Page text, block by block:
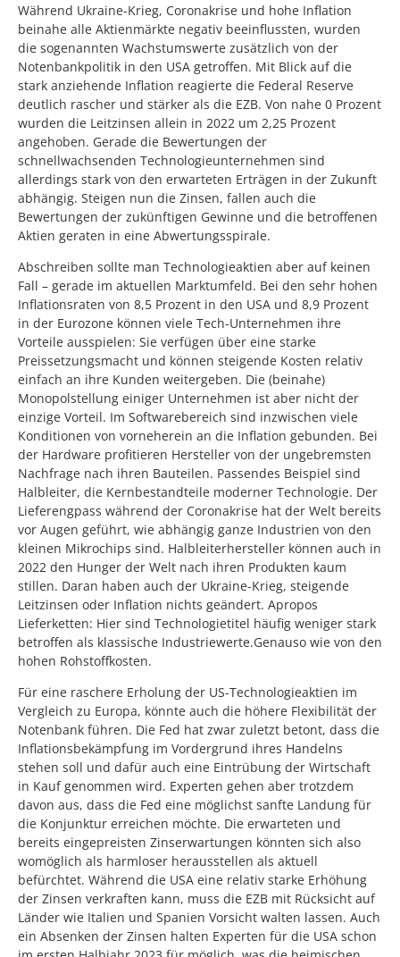
Während Ukraine-Krieg, Coronakrise und hohe Inflation
beinahe alle Aktienmärkte negativ beeinflussten, wurden
die sogenannten Wachstumswerte zusätzlich von der
Notenbankpolitik in den USA getroffen. Mit Blick auf die
stark anziehende Inflation reagierte die Federal Reserve
deutlich rascher und stärker als die EZB. Von nahe 0 Prozent
wurden die Leitzinsen allein in 2022 um 2,25 Prozent
angehoben. Gerade die Bewertungen der
schnellwachsenden Technologieunternehmen sind
allerdings stark von den erwarteten Erträgen in der Zukunft
abhängig. Steigen nun die Zinsen, fallen auch die
Bewertungen der zukünftigen Gewinne und die betroffenen
Aktien geraten in eine Abwertungsspirale.
Abschreiben sollte man Technologieaktien aber auf keinen
Fall – gerade im aktuellen Marktumfeld. Bei den sehr hohen
Inflationsraten von 8,5 Prozent in den USA und 8,9 Prozent
in der Eurozone können viele Tech-Unternehmen ihre
Vorteile ausspielen: Sie verfügen über eine starke
Preissetzungsmacht und können steigende Kosten relativ
einfach an ihre Kunden weitergeben. Die (beinahe)
Monopolstellung einiger Unternehmen ist aber nicht der
einzige Vorteil. Im Softwarebereich sind inzwischen viele
Konditionen von vorneherein an die Inflation gebunden. Bei
der Hardware profitieren Hersteller von der ungebremsten
Nachfrage nach ihren Bauteilen. Passendes Beispiel sind
Halbleiter, die Kernbestandteile moderner Technologie. Der
Lieferengpass während der Coronakrise hat der Welt bereits
vor Augen geführt, wie abhängig ganze Industrien von den
kleinen Mikrochips sind. Halbleiterhersteller können auch in
2022 den Hunger der Welt nach ihren Produkten kaum
stillen. Daran haben auch der Ukraine-Krieg, steigende
Leitzinsen oder Inflation nichts geändert. Apropos
Lieferketten: Hier sind Technologietitel häufig weniger stark
betroffen als klassische Industriewerte.Genauso wie von den
hohen Rohstoffkosten.
Für eine raschere Erholung der US-Technologieaktien im
Vergleich zu Europa, könnte auch die höhere Flexibilität der
Notenbank führen. Die Fed hat zwar zuletzt betont, dass die
Inflationsbekämpfung im Vordergrund ihres Handelns
stehen soll und dafür auch eine Eintrübung der Wirtschaft
in Kauf genommen wird. Experten gehen aber trotzdem
davon aus, dass die Fed eine möglichst sanfte Landung für
die Konjunktur erreichen möchte. Die erwarteten und
bereits eingepreisten Zinserwartungen könnten sich also
womöglich als harmloser herausstellen als aktuell
befürchtet. Während die USA eine relativ starke Erhöhung
der Zinsen verkraften kann, muss die EZB mit Rücksicht auf
Länder wie Italien und Spanien Vorsicht walten lassen. Auch
ein Absenken der Zinsen halten Experten für die USA schon